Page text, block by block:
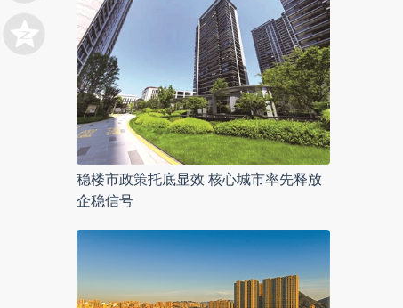
稳楼市政策托底显效 核心城市率先释放
企稳信号